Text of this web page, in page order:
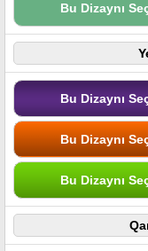
Bu Dizaynı
Bu Dizaynı
Bu Dizaynı
Bu Dizaynı